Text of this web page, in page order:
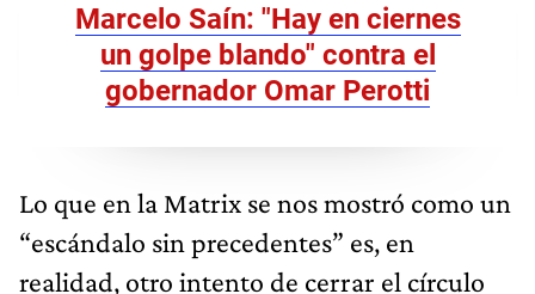
Marcelo Saín: "Hay en ciernes
un golpe blando" contra el
gobernador Omar Perotti
Lo que en la Matrix se nos mostró como un
“escándalo sin precedentes” es, en
realidad, otro intento de cerrar el círculo